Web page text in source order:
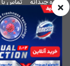
درباره چیدانه تماس با
ورود